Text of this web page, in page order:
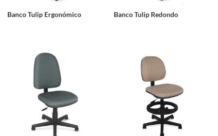
Banco Tulip Ergonómico Banco Tulip Redondo